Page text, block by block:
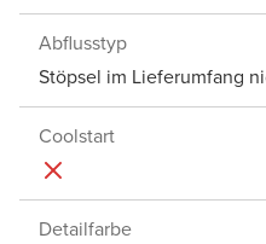
Abflusstyp
Stöpsel im Lieferumfang
Coolstart
Detailfarbe